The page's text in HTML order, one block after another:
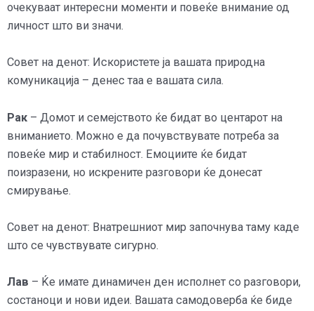
очекуваат интересни моменти и повеќе внимание од
личност што ви значи.
Совет на денот: Искористете ја вашата природна
комуникација – денес таа е вашата сила.
Рак – Домот и семејството ќе бидат во центарот на
вниманието. Можно е да почувствувате потреба за
повеќе мир и стабилност. Емоциите ќе бидат
поизразени, но искрените разговори ќе донесат
смирување.
Совет на денот: Внатрешниот мир започнува таму каде
што се чувствувате сигурно.
Лав – Ќе имате динамичен ден исполнет со разговори,
состаноци и нови идеи. Вашата самодоверба ќе биде